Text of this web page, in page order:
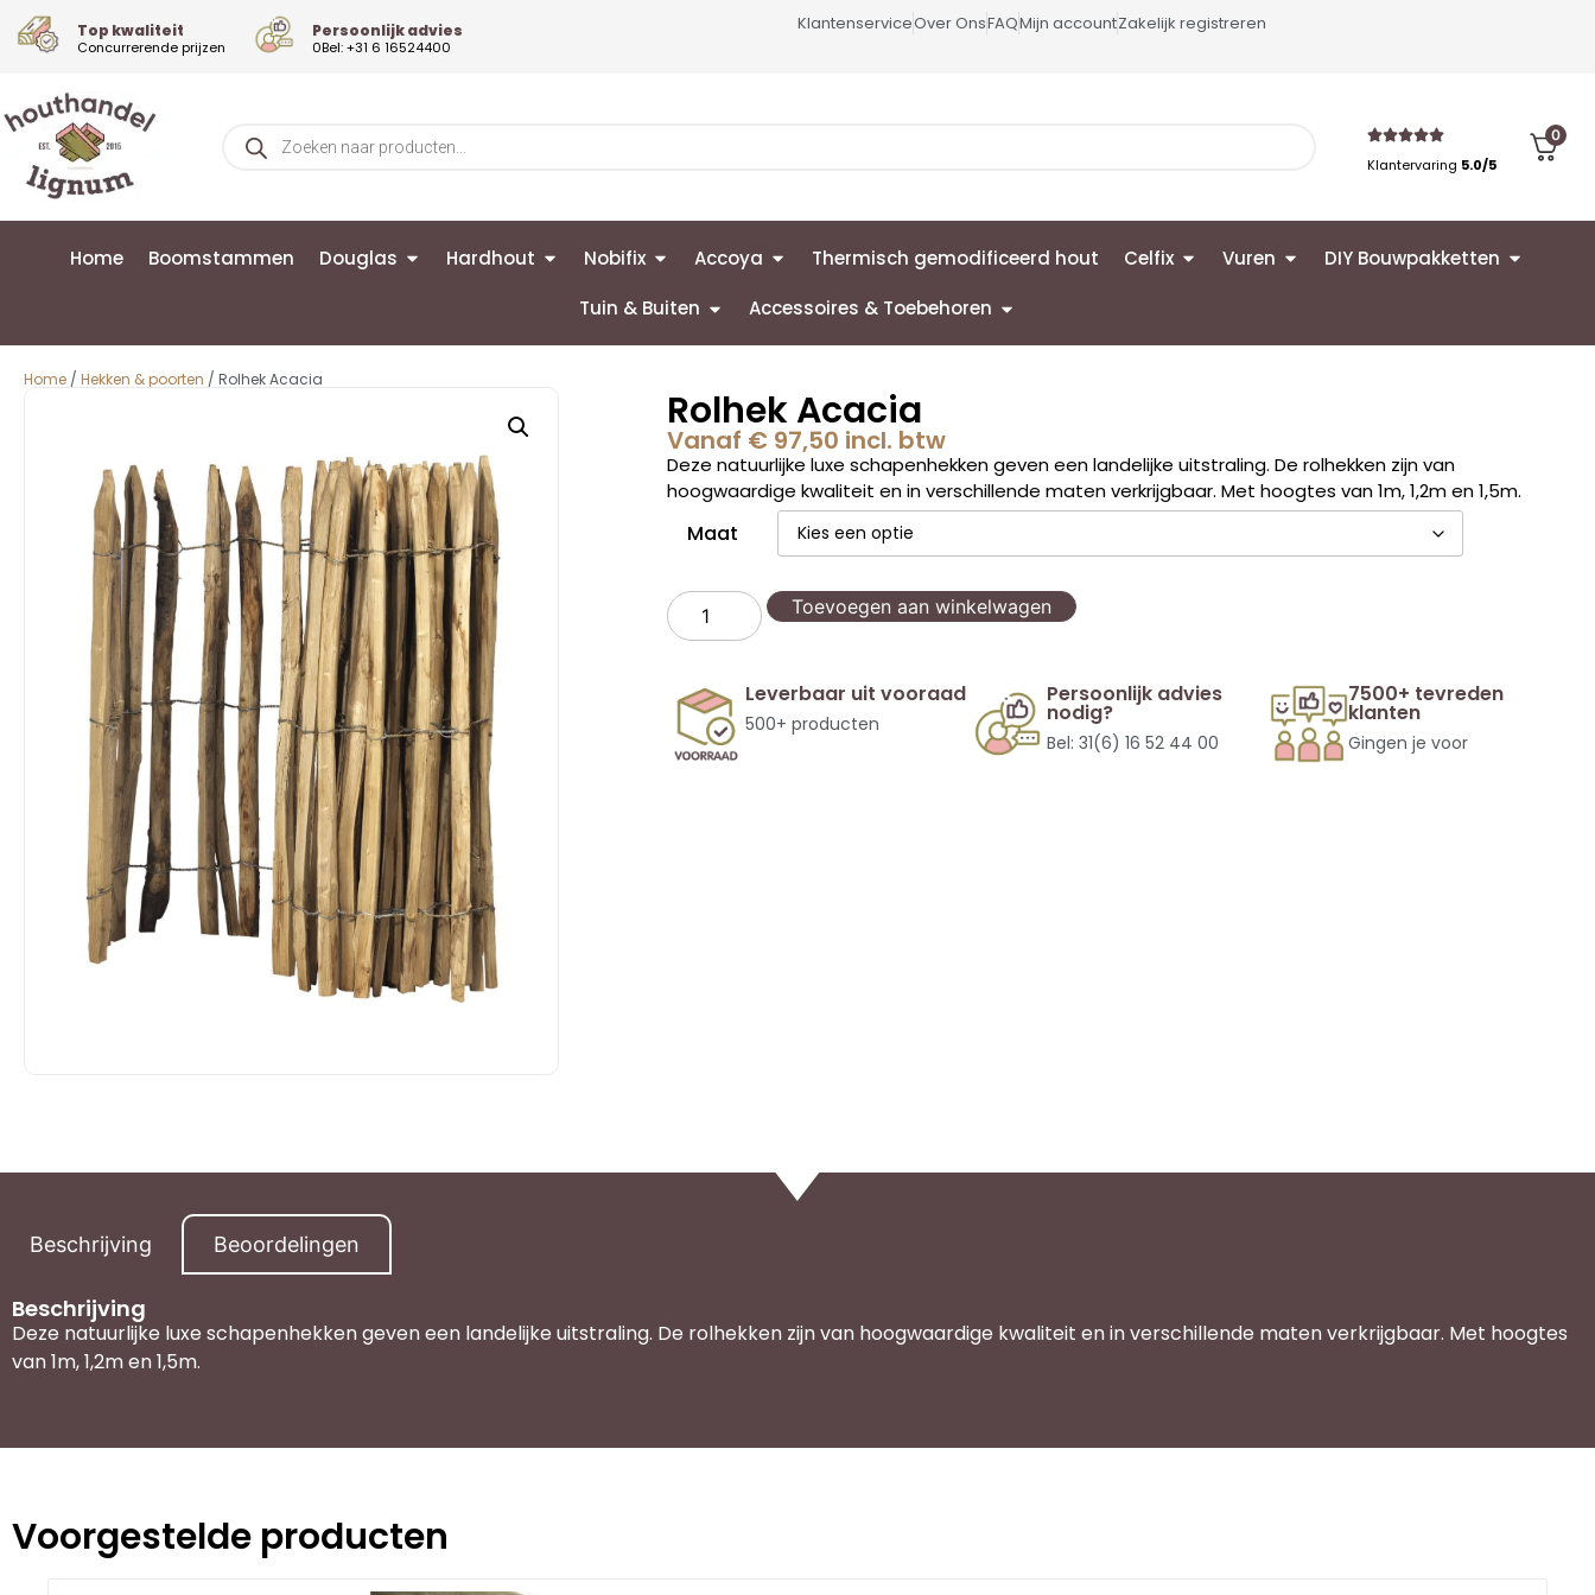
Top kwaliteit
Concurrerende prijzen
Persoonlijk advies
0Bel: +31 6 16524400
KlantenserviceOver OnsFAQMijn accountZakelijk registreren
Klantervaring 5.0/5
0
Home Boomstammen Douglas Hardhout Nobifix Accoya Thermisch gemodificeerd hout Celfix Vuren DIY Bouwpakketten
Tuin & Buiten Accessoires & Toebehoren
Home / Hekken & poorten / Rolhek Acacia
Rolhek Acacia
Vanaf €97,50 incl. btw
Deze natuurlijke luxe schapenhekken geven een landelijke uitstraling. De rolhekken zijn van
hoogwaardige kwaliteit en in verschillende maten verkrijgbaar. Met hoogtes van 1m, 1,2m en 1,5m.
Maat
Toevoegen aan winkelwagen
Leverbaar uit vooraad
500+ producten
Persoonlijk advies
nodig?
Bel: 31(6) 16 52 44 00
7500+ tevreden
klanten
Gingen je voor
Beschrijving Beoordelingen
Beschrijving
Deze natuurlijke luxe schapenhekken geven een landelijke uitstraling. De rolhekken zijn van hoogwaardige kwaliteit en in verschillende maten verkrijgbaar. Met hoogtes
van 1m, 1,2m en 1,5m.
Voorgestelde producten